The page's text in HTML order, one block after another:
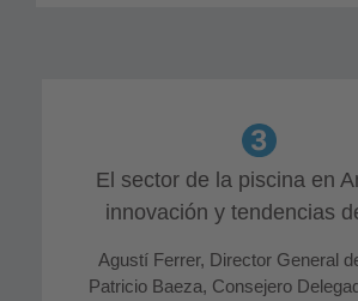
El sector de la piscina en
innovación y tendencias
Agustí Ferrer, Director General
Patricio Baeza, Consejero